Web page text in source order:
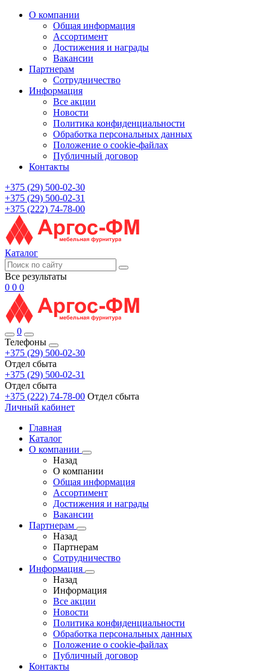
О компании
Общая информация
Ассортимент
Достижения и награды
Вакансии
Партнерам
Сотрудничество
Информация
Все акции
Новости
Политика конфиденциальности
Обработка персональных данных
Положение о cookie-файлах
Публичный договор
Контакты
+375 (29) 500-02-30
+375 (29) 500-02-31
+375 (222) 74-78-00
Каталог
Все результаты
0 0 0
0
Телефоны
+375 (29) 500-02-30
Отдел сбыта
+375 (29) 500-02-31
Отдел сбыта
+375 (222) 74-78-00 Отдел сбыта
Личный кабинет
Главная
Каталог
О компании
Назад
О компании
Общая информация
Ассортимент
Достижения и награды
Вакансии
Партнерам
Назад
Партнерам
Сотрудничество
Информация
Назад
Информация
Все акции
Новости
Политика конфиденциальности
Обработка персональных данных
Положение о cookie-файлах
Публичный договор
Контакты